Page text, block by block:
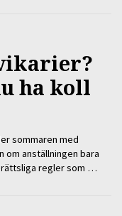
ha koll
sommaren med
om anställningen bara
regler som …